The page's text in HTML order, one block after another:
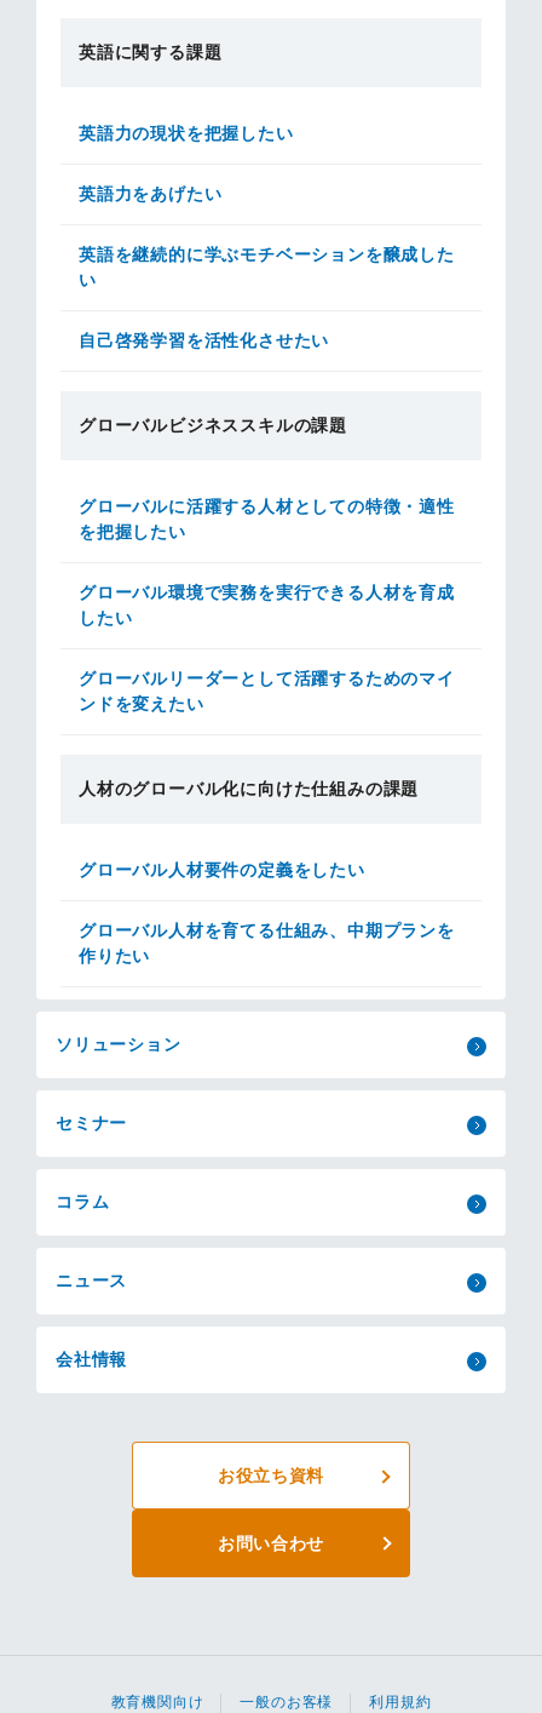
英語に関する課題
英語力の現状を把握したい
英語力をあげたい
英語を継続的に学ぶモチベーションを醸成した
い
自己啓発学習を活性化させたい
グローバルビジネススキルの課題
グローバルに活躍する人材としての特徴・適性
を把握したい
グローバル環境で実務を実行できる人材を育成
したい
グローバルリーダーとして活躍するためのマイ
ンドを変えたい
人材のグローバル化に向けた仕組みの課題
グローバル人材要件の定義をしたい
グローバル人材を育てる仕組み、中期プランを
作りたい
ソリューション
セミナー
コラム
ニュース
会社情報
お役立ち資料
お問い合わせ
教育機関向け 一般のお客様
利用規約